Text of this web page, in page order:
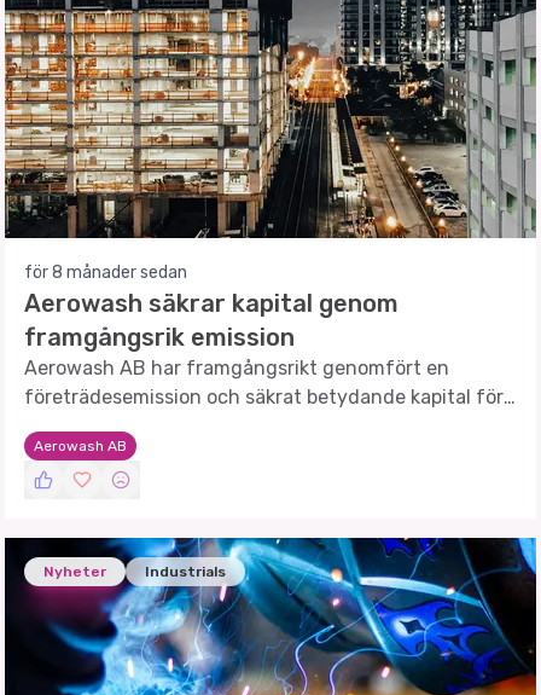
för 8 månader sedan
Aerowash säkrar kapital genom
framgångsrik emission
Aerowash AB har framgångsrikt genomfört en
företrädesemission och säkrat betydande kapital för
framtida tillväxt.
Aerowash AB
Nyheter Industrials